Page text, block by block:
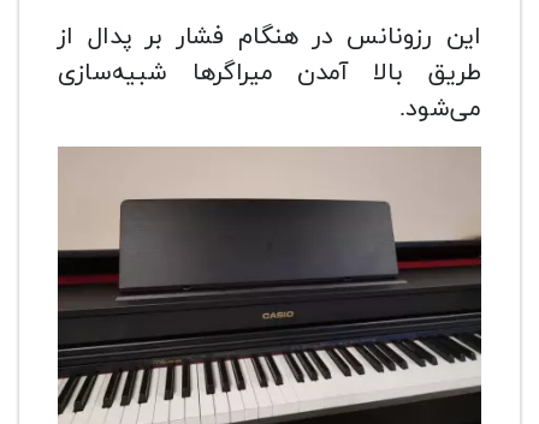
این رزونانس در هنگام فشار بر پدال از
طریق بالا آمدن میراگرها شبیه‌سازی
می‌شود.